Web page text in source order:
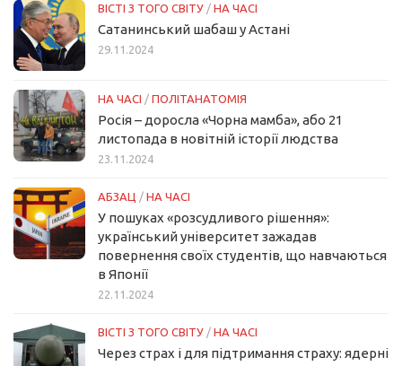
ВІСТІ З ТОГО СВІТУ / НА ЧАСІ
Сатанинський шабаш у Астані
29.11.2024
НА ЧАСІ / ПОЛІТАНАТОМІЯ
Росія – доросла «Чорна мамба», або 21
листопада в новітній історії людства
23.11.2024
АБЗАЦ / НА ЧАСІ
У пошуках «розсудливого рішення»:
український університет зажадав
повернення своїх студентів, що навчаються
в Японії
22.11.2024
ВІСТІ З ТОГО СВІТУ / НА ЧАСІ
Через страх і для підтримання страху: ядерні